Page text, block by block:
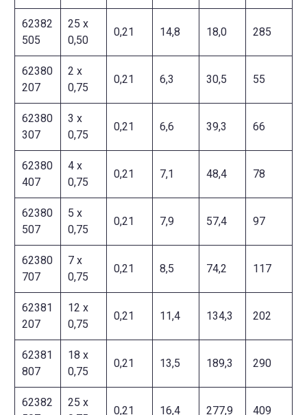
62382
505
25 x
0,50
0,21 14,8 18,0 285
62380
207
2 x
0,75
0,21 6,3 30,5 55
62380
307
3 x
0,75
0,21 6,6 39,3 66
62380
407
4 x
0,75
0,21 7,1 48,4 78
62380
507
5 x
0,75
0,21 7,9 57,4 97
62380
707
7 x
0,75
0,21 8,5 74,2 117
62381
207
12 x
0,75
0,21 11,4 134,3 202
62381
807
18 x
0,75
0,21 13,5 189,3 290
62382
25 x
0,21 16,4 277,9 409